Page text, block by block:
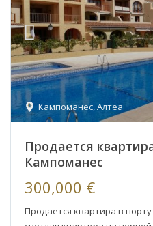
Кампоманес,Алтеа
Продается
Кампоманес
300,000 €
Продается квартира в